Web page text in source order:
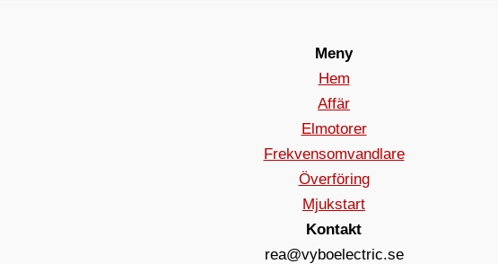
Meny
Hem
Affär
Elmotorer
Frekvensomvandlare
Överföring
Mjukstart
Kontakt
rea@vyboelectric.se